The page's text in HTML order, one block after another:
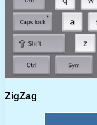
ZigZag